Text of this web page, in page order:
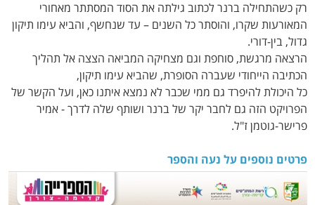
רק כשהתחילה ברנר לכתוב גילתה את הסוד המסתתר מאחורי
המאורעות שקרו, והוסתר כל השנים – עד שנחשף, והביא עימו תיקון
גדול, בין-דורי.
הרצאה מרגשת, סוחפת וגם מצחיקה המביאה הצצה אל תהליך
הכתיבה הייחודי שעברה הסופרת, שהביא עימו תיקון,
כל היכולת להיפרד גם ממי שכבר לא נמצא איתנו כאן, ועל הקשר של
הפרויקט הזה גם לחבר יקר של ברנר ושותף שלה לדרך - אמיר
פרישר-גוטמן ז"ל.
פרטים נוספים על נעה והספר